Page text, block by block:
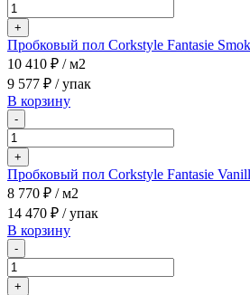
+
Пробковый пол Corkstyle Fantasie
10 410 ₽ / м2
9 577 ₽ / упак
В корзину
-
+
Пробковый пол Corkstyle Fantasie
8 770 ₽ / м2
14 470 ₽ / упак
В корзину
-
+